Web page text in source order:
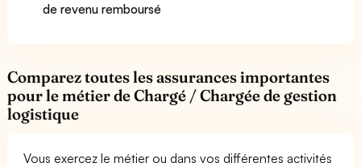
de revenu remboursé
Comparez toutes les assurances importantes
pour le métier de Chargé / Chargée de gestion
logistique
Vous exercez le métier ou dans vos différentes activités